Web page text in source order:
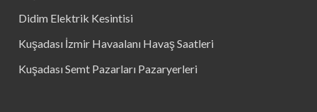
Didim Elektrik Kesintisi
Kuşadası İzmir Havaalanı Havaş Saatleri
Kuşadası Semt Pazarları Pazaryerleri